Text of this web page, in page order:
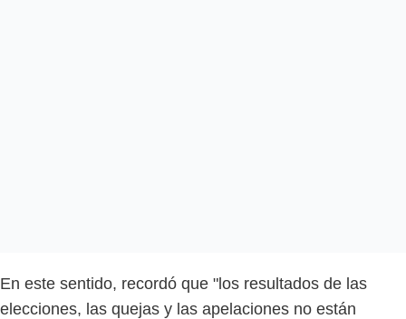
En este sentido, recordó que "los resultados de las
elecciones, las quejas y las apelaciones no están